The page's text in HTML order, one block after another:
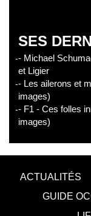
SES
- Michael
et Ligier
- Les ailerons et
images)
- F1 - Ces folles
images)
ACTUALITÉS
GUIDE